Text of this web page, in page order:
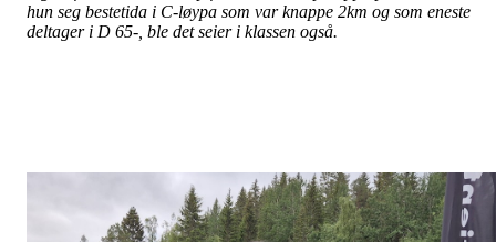
hun seg bestetida i C-løypa som var knappe 2km og som eneste
deltager i D 65-, ble det seier i klassen også.